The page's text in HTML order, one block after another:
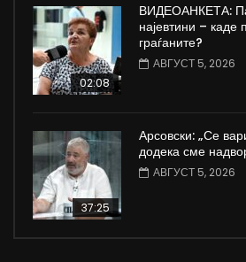
02:08
ВИДЕОАНКЕТА:
најевтини – каде
граѓаните?
АВГУСТ 5, 2026
37:25
Арсовски: „Се
додека сме
АВГУСТ 5, 2026